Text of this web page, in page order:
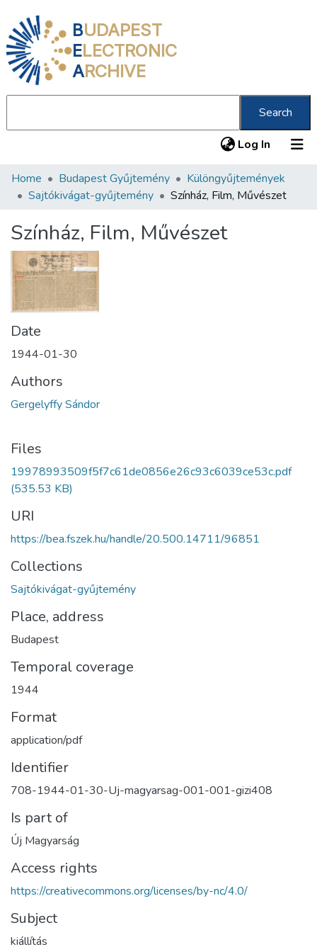
BUDAPEST
ELECTRONIC
ARCHIVE
Search
Log In (current)
Communities & Collections
Statistics
About us
Home Budapest Gyűjtemény
Különgyűjtemények
Sajtókivágat-gyűjtemény
Színház, Film, Művészet
Színház, Film, Művészet
Date
1944-01-30
Authors
Gergelyffy Sándor
Files
19978993509f5f7c61de0856e26c93c6039ce53c.pdf
(535.53 KB)
URI
https://bea.fszek.hu/handle/20.500.14711/96851
Collections
Sajtókivágat-gyűjtemény
Place, address
Budapest
Temporal coverage
1944
Format
application/pdf
Identifier
708-1944-01-30-Uj-magyarsag-001-001-gizi408
Is part of
Új Magyarság
Access rights
https://creativecommons.org/licenses/by-nc/4.0/
Subject
kiállítás